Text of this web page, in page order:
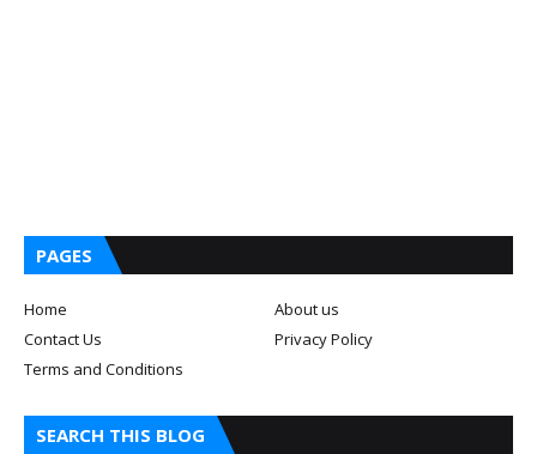
PAGES
Home
About us
Contact Us
Privacy Policy
Terms and Conditions
SEARCH THIS BLOG